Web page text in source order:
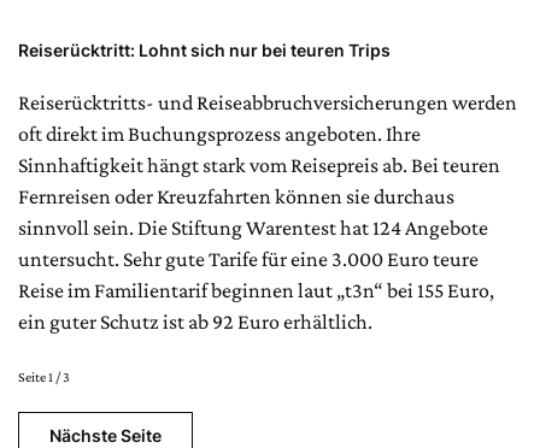
Reiserücktritt: Lohnt sich nur bei teuren Trips
Reiserücktritts- und Reiseabbruchversicherungen werden
oft direkt im Buchungsprozess angeboten. Ihre
Sinnhaftigkeit hängt stark vom Reisepreis ab. Bei teuren
Fernreisen oder Kreuzfahrten können sie durchaus
sinnvoll sein. Die Stiftung Warentest hat 124 Angebote
untersucht. Sehr gute Tarife für eine 3.000 Euro teure
Reise im Familientarif beginnen laut „t3n“ bei 155 Euro,
ein guter Schutz ist ab 92 Euro erhältlich.
Seite 1 / 3
Nächste Seite